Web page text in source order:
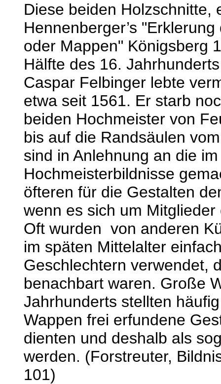
Diese beiden Holzschnitte,
Hennenberger’s
oder Mappen" Königsberg
Hälfte des 16.
Caspar Felbinger lebte
etwa seit 1561. Er starb
beiden Hochmeister von
bis auf die Randsäulen
sind in Anlehnung an die
Hochmeisterbildnisse
öfteren für die Gestalten
wenn es sich um
Oft wurden von anderen
im späten Mittelalter
Geschlechtern verwendet,
benachbart waren. Große
Jahrhunderts stellten
Wappen frei erfundene
dienten und deshalb als
werden. (Forstreuter,
101)